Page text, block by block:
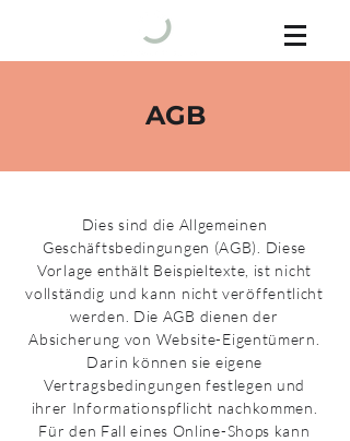
Dies sind die Allgemeinen
Geschäftsbedingungen (AGB). Diese
Vorlage enthält Beispieltexte, ist nicht
vollständig und kann nicht veröffentlicht
werden. Die AGB dienen der
Absicherung von Website-Eigentümern.
Darin können sie eigene
Vertragsbedingungen festlegen und
ihrer Informationspflicht nachkommen.
Für den Fall eines Online-Shops kann
AGB